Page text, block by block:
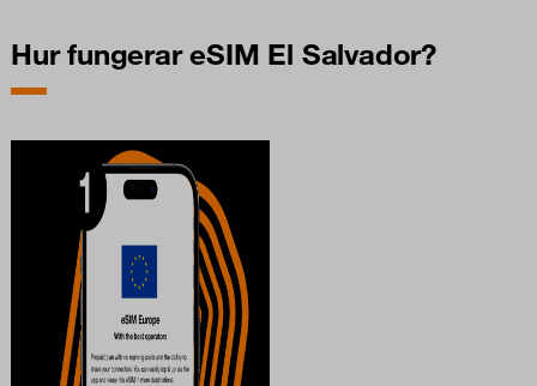
Hur fungerar eSIM El Salvador?